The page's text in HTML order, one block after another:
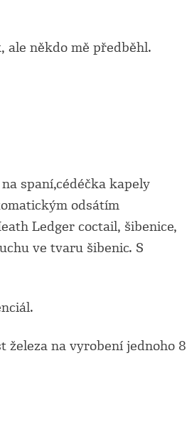
ale někdo mě předběhl.
spaní,cédéčka kapely
odsátím
Ledger coctail, šibenice,
ve tvaru šibenic. S
železa na vyrobení jednoho 8